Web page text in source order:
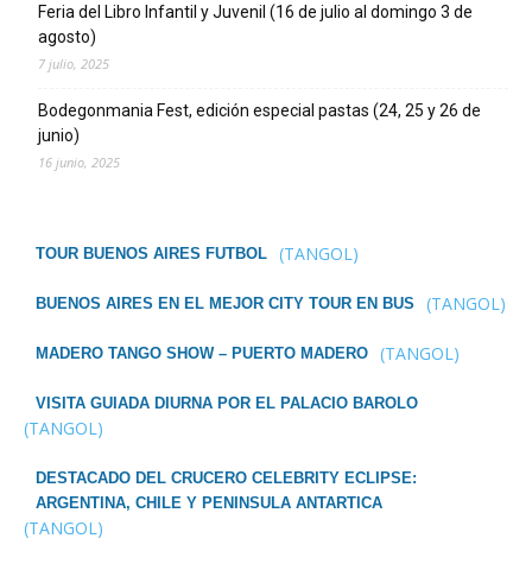
Feria del Libro Infantil y Juvenil (16 de julio al domingo 3 de
agosto)
7 julio, 2025
Bodegonmania Fest, edición especial pastas (24, 25 y 26 de
junio)
16 junio, 2025
TOUR BUENOS AIRES FUTBOL (TANGOL)
BUENOS AIRES EN EL MEJOR CITY TOUR EN BUS (TANGOL)
MADERO TANGO SHOW – PUERTO MADERO (TANGOL)
VISITA GUIADA DIURNA POR EL PALACIO BAROLO
(TANGOL)
DESTACADO DEL CRUCERO CELEBRITY ECLIPSE:
ARGENTINA, CHILE Y PENINSULA ANTARTICA
(TANGOL)